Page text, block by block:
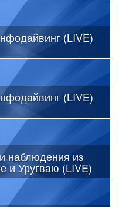
(LIVE)
(LIVE)
наблюдения из
и Уругваю (LIVE)